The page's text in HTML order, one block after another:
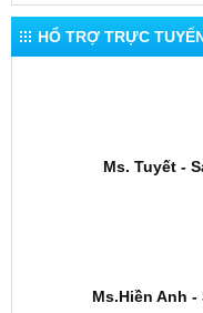
HỔ TRỢ TRỰC
Ms. Tuyết -
Ms.Hiền Anh -